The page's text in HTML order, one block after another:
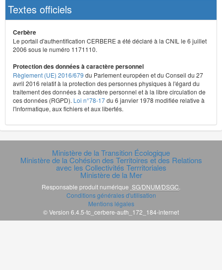
Textes officiels
Cerbère
Le portail d'authentification CERBERE a été déclaré à la CNIL le 6 juillet
2006 sous le numéro 1171110.
Protection des données à caractère personnel
Règlement (UE) 2016/679 du Parlement européen et du Conseil du 27
avril 2016 relatif à la protection des personnes physiques à l'égard du
traitement des données à caractère personnel et à la libre circulation de
ces données (RGPD). Loi n°78-17du 6 janvier 1978 modifiée relative à
l'informatique, aux fichiers et aux libertés.
Ministère de la Transition Écologique
Ministère de la Cohésion des Territoires et des Relations
avec les Collectivités Terrritoriales
Ministère de la Mer
Responsable produit numérique SG/DNUM/DSGC
Conditions générales d'utilisation
Mentions légales
© Version 6.4.5-tc_cerbere-auth_172_184-internet